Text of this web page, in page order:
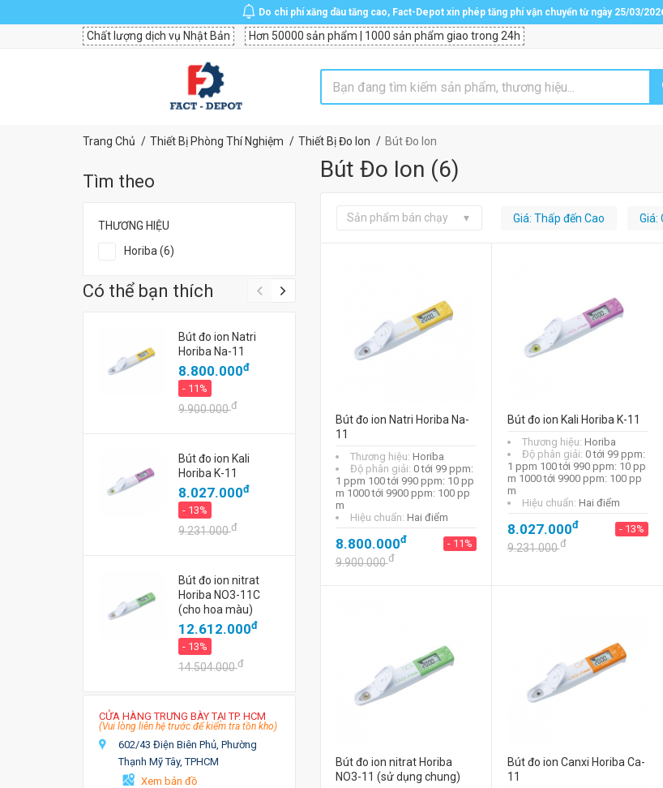
Do chi phí xăng dầu tăng cao, Fact-Depot xin phép tăng phí vận chuyển từ ngày 25/03/
Chất lượng dịch vụ Nhật Bản Hơn 50000 sản phẩm | 1000 sản phẩm giao trong 24h
Trang Chủ Thiết Bị Phòng Thí Nghiệm Thiết Bị Đo Ion Bút Đo Ion
Tìm theo
THƯƠNG HIỆU
Horiba (6)
Có thể bạn thích
Bút đo ion Natri
Horiba Na-11
8.800.000đ
- 11%
9.900.000đ
Bút đo ion Kali
Horiba K-11
8.027.000đ
- 13%
9.231.000đ
Bút đo ion nitrat
Horiba NO3-11C
(cho hoa màu)
12.612.000đ
- 13%
14.504.000đ
Bút đo ion nitrat
Horiba NO3-11S
15.823.000 đ
Bút đo ion nitrat
Horiba NO3-11 (sử
dụng chung)
8.027.000
- 13%
9.231.000
CỬA HÀNG TRƯNG BÀY TẠI TP. HCM
(Vui lòng liên hệ trước để kiểm tra tồn kho)
602/43 Điện Biên Phủ, Phường
Thạnh Mỹ Tây, TPHCM
Xem bản đồ
Bút Đo Ion (6)
Sản phẩm bán chạy Giá: Thấp đến Cao Giá:
Bút đo ion Natri Horiba Na-
11
Thương hiệu: Horiba
Độ phân giải: 0 tới 99 ppm:
1 ppm 100 tới 990 ppm: 10 pp
m 1000 tới 9900 ppm: 100 pp
m
Hiệu chuẩn: Hai điểm
8.800.000đ - 11%
9.900.000đ
Bút đo ion Kali Horiba K-11
Thương hiệu: Horiba
Độ phân giải: 0 tới 99 ppm:
1 ppm 100 tới 990 ppm: 10 pp
m 1000 tới 9900 ppm: 100 pp
m
Hiệu chuẩn: Hai điểm
8.027.000đ - 13%
9.231.000đ
Bút đo ion nitrat Horiba
NO3-11 (sử dụng chung)
Bút đo ion Canxi Horiba Ca-
11